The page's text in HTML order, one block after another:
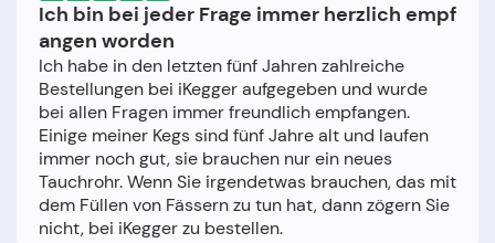
Ich bin bei jeder Frage immer herzlich empf
angen worden
Ich habe in den letzten fünf Jahren zahlreiche
Bestellungen bei iKegger aufgegeben und wurde
bei allen Fragen immer freundlich empfangen.
Einige meiner Kegs sind fünf Jahre alt und laufen
immer noch gut, sie brauchen nur ein neues
Tauchrohr. Wenn Sie irgendetwas brauchen, das mit
dem Füllen von Fässern zu tun hat, dann zögern Sie